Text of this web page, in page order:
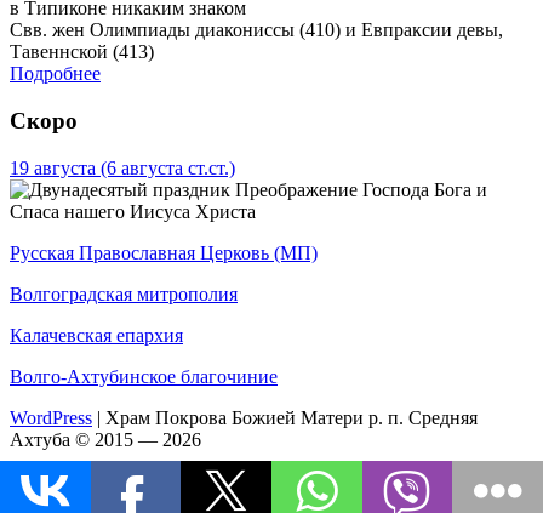
Свв. жен Олимпиады диакониссы (410) и Евпраксии девы,
Тавеннской (413)
Подробнее
Скоро
19 августа (6 августа ст.ст.)
Преображение Господа Бога и
Спаса нашего Иисуса Христа
Русская Православная Церковь (МП)
Волгоградская митрополия
Калачевская епархия
Волго-Ахтубинское благочиние
WordPress | Храм Покрова Божией Матери р. п. Средняя
Ахтуба © 2015 — 2026